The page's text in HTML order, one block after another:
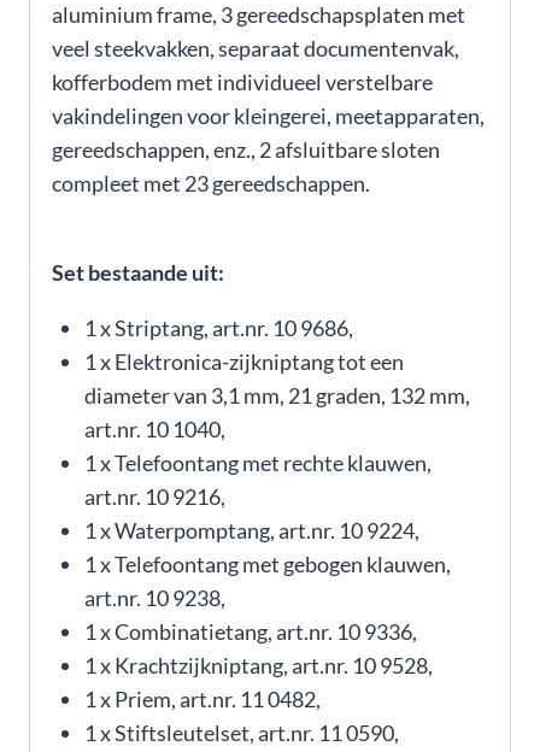
aluminium frame, 3 gereedschapsplaten met
veel steekvakken, separaat documentenvak,
kofferbodem met individueel verstelbare
vakindelingen voor kleingerei, meetapparaten,
gereedschappen, enz., 2 afsluitbare sloten
compleet met 23 gereedschappen.
Set bestaande uit:
1 x Striptang, art.nr. 10 9686,
1 x Elektronica-zijkniptang tot een
diameter van 3,1 mm, 21 graden, 132 mm,
art.nr. 10 1040,
1 x Telefoontang met rechte klauwen,
art.nr. 10 9216,
1 x Waterpomptang, art.nr. 10 9224,
1 x Telefoontang met gebogen klauwen,
art.nr. 10 9238,
1 x Combinatietang, art.nr. 10 9336,
1 x Krachtzijkniptang, art.nr. 10 9528,
1 x Priem, art.nr. 11 0482,
1 x Stiftsleutelset, art.nr. 11 0590,